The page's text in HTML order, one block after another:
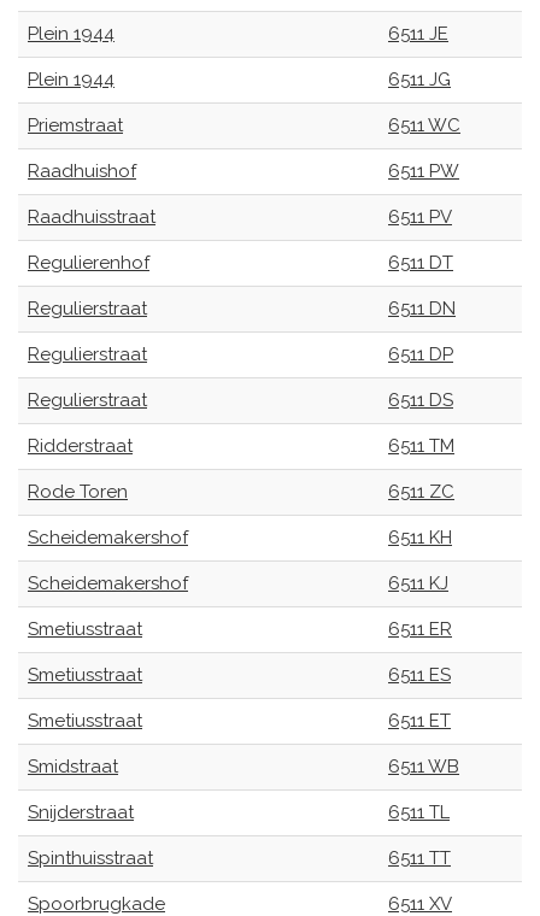
Plein 1944 6511 JE
Plein 1944 6511 JG
Priemstraat 6511 WC
Raadhuishof 6511 PW
Raadhuisstraat 6511 PV
Regulierenhof 6511 DT
Regulierstraat 6511 DN
Regulierstraat 6511 DP
Regulierstraat 6511 DS
Ridderstraat 6511 TM
Rode Toren 6511 ZC
Scheidemakershof 6511 KH
Scheidemakershof 6511 KJ
Smetiusstraat 6511 ER
Smetiusstraat 6511 ES
Smetiusstraat 6511 ET
Smidstraat 6511 WB
Snijderstraat 6511 TL
Spinthuisstraat 6511 TT
Spoorbrugkade 6511 XV